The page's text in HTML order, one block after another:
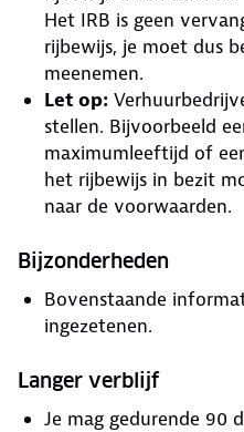
Het IRB is geen
rijbewijs, je moet dus
meenemen.
Let op:
stellen. Bijvoorbeeld
maximumleeftijd of
het rijbewijs in bezit
naar de voorwaarden.
Bijzonderheden
Bovenstaande
ingezetenen.
Langer verblijf
Je mag gedurende 90